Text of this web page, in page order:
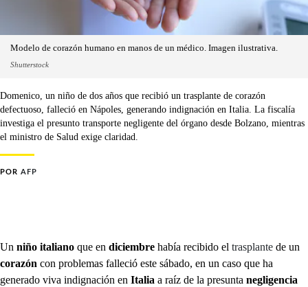
Modelo de corazón humano en manos de un médico. Imagen ilustrativa.
Shutterstock
Domenico, un niño de dos años que recibió un trasplante de corazón
defectuoso, falleció en Nápoles, generando indignación en Italia. La fiscalía
investiga el presunto transporte negligente del órgano desde Bolzano, mientras
el ministro de Salud exige claridad.
POR AFP
Un niño italiano que en diciembre había recibido el trasplante de un
corazón con problemas falleció este sábado, en un caso que ha
generado viva indignación en Italia a raíz de la presunta negligencia